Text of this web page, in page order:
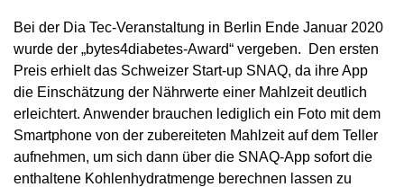
Bei der Dia Tec-Veranstaltung in Berlin Ende Januar 2020
wurde der „bytes4diabetes-Award“ vergeben. Den ersten
Preis erhielt das Schweizer Start-up SNAQ, da ihre App
die Einschätzung der Nährwerte einer Mahlzeit deutlich
erleichtert. Anwender brauchen lediglich ein Foto mit dem
Smartphone von der zubereiteten Mahlzeit auf dem Teller
aufnehmen, um sich dann über die SNAQ-App sofort die
enthaltene Kohlenhydratmenge berechnen lassen zu